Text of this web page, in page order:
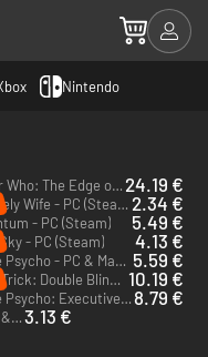
Nintendo
Doctor Who: The Edge of Reality - PC (Steam) 24.19 €
My Lovely Wife - PC (Steam) 2.34 €
- PC (Steam)
5.49 €
- PC (Steam) 4.13 €
Yuppie Psycho - PC & Mac (Steam) 5.59 €
Death Trick: Double Blind - PC & Mac (Steam) 10.19 €
Yuppie Psycho: Executive Edition - PC & Mac (Steam)8.79 €
The Count Lucanor - PC & Mac (Steam)3.13 €